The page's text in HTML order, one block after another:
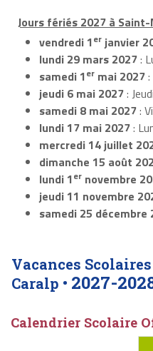
Jours fériés 2027 à
vendredi 1er janvier
lundi 29 mars 2027:
samedi 1er mai 2027
jeudi 6 mai 2027:
samedi 8 mai 2027:
lundi 17 mai 2027:
mercredi 14 juillet
dimanche 15 août
lundi 1er novembre
jeudi 11 novembre
samedi 25 décembre
Vacances
Caralp • 2027-
Calendrier Scolaire